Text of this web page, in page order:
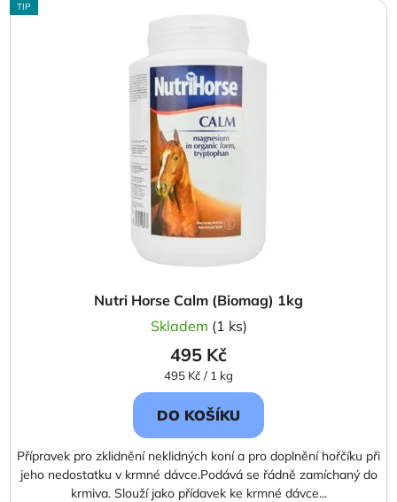
TIP
Nutri Horse Calm (Biomag) 1kg
Skladem (1 ks)
495 Kč
Měrná
cena:
495 Kč / 1 kg
DO KOŠÍKU
Přípravek pro zklidnění neklidných koní a pro doplnění hořčíku při
jeho nedostatku v krmné dávce.Podává se řádně zamíchaný do
krmiva. Slouží jako přídavek ke krmné dávce...